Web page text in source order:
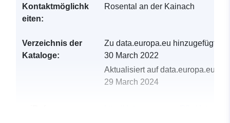
Kontaktmöglichk
eiten:
Rosental an der Kainach
Verzeichnis der
Kataloge:
Zu data.europa.eu hinzugefügt:
30 March 2022
Aktualisiert auf data.europa.eu:
29 March 2024